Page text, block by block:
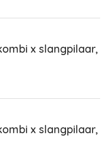
x slangpilaar,
x slangpilaar,